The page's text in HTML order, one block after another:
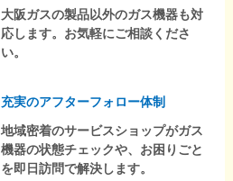
大阪ガスの製品以外のガス機器も対
応します。お気軽にご相談くださ
い。
充実のアフターフォロー体制
地域密着のサービスショップがガス
機器の状態チェックや、お困りごと
を即日訪問で解決します。